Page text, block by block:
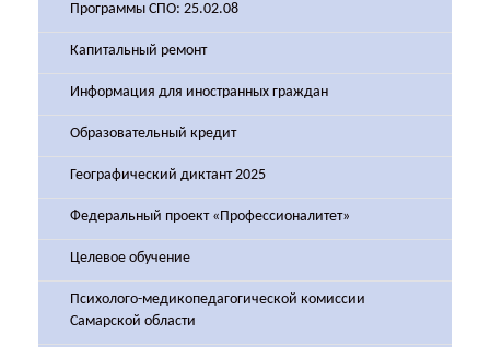
Программы СПО: 25.02.08
Капитальный ремонт
Информация для иностранных граждан
Образовательный кредит
Географический диктант 2025
Федеральный проект «Профессионалитет»
Целевое обучение
Психолого-медикопедагогической комиссии
Самарской области